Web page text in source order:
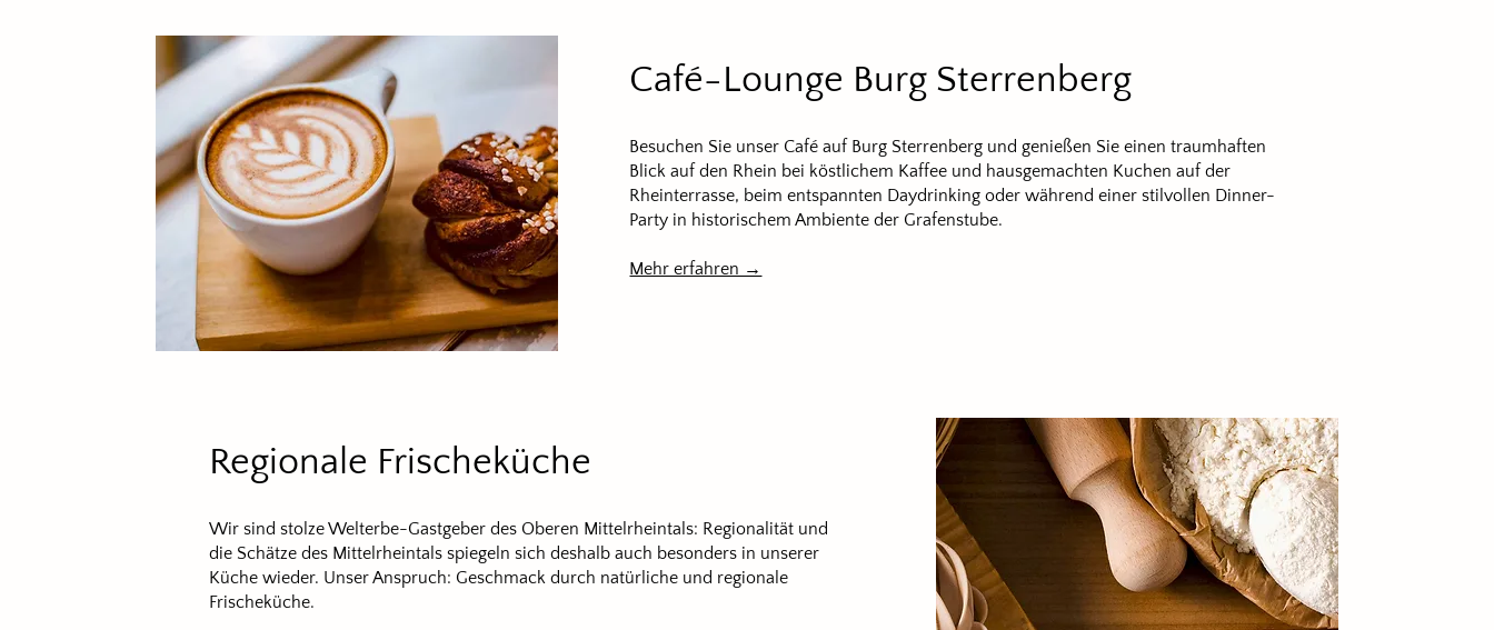
Café-Lounge Burg Sterrenberg
Besuchen Sie unser Café auf Burg Sterrenberg und genießen Sie einen traumhaften
Blick auf den Rhein bei köstlichem Kaffee und hausgemachten Kuchen auf der
Rheinterrasse, beim entspannten Daydrinking oder während einer stilvollen Dinner-
Party in historischem Ambiente der Grafenstube.
Mehr erfahren →
Regionale Frischeküche
Wir sind stolze Welterbe-Gastgeber des Oberen Mittelrheintals: Regionalität und
die Schätze des Mittelrheintals spiegeln sich deshalb auch besonders in unserer
Küche wieder. Unser Anspruch: Geschmack durch natürliche und regionale
Frischeküche.